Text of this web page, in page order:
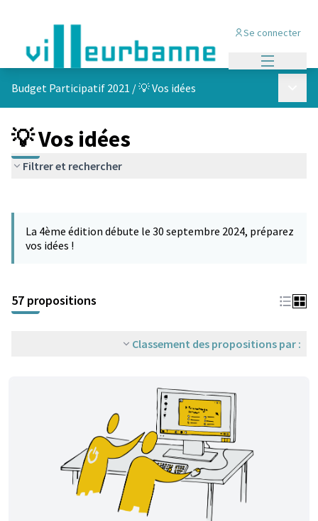
Se connecter
Budget Participatif 2021 /💡 Vos idées
💡 Vos idées
Filtrer et rechercher
La 4ème édition débute le 30 septembre 2024, préparez
vos idées !
57 propositions
Classement des propositions par :